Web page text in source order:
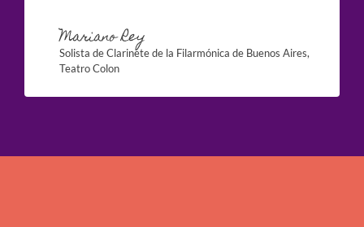
Mariano Rey
Solista de Clarinete de la Filarmónica de Buenos Aires,
Teatro Colon